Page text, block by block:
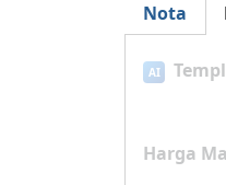
Nota
AI
Harga